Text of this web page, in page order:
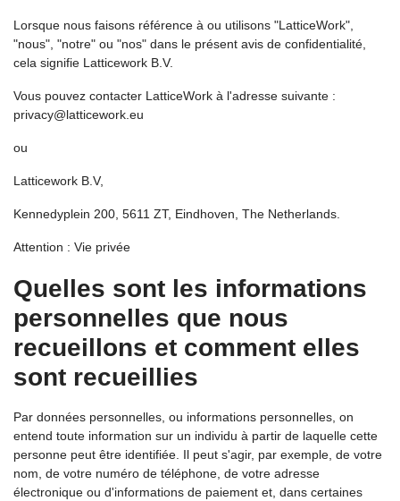
Lorsque nous faisons référence à ou utilisons "LatticeWork",
"nous", "notre" ou "nos" dans le présent avis de confidentialité,
cela signifie Latticework B.V.
Vous pouvez contacter LatticeWork à l'adresse suivante :
privacy@latticework.eu
ou
Latticework B.V,
Kennedyplein 200, 5611 ZT, Eindhoven, The Netherlands.
Attention : Vie privée
Quelles sont les informations
personnelles que nous
recueillons et comment elles
sont recueillies
Par données personnelles, ou informations personnelles, on
entend toute information sur un individu à partir de laquelle cette
personne peut être identifiée. Il peut s'agir, par exemple, de votre
nom, de votre numéro de téléphone, de votre adresse
électronique ou d'informations de paiement et, dans certaines